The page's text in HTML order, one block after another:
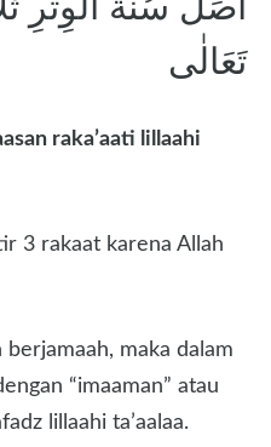
تَعَالٰى
raka’aati lillaahi
3 rakaat karena Allah
maka dalam
“imaaman” atau
lillaahi ta’aalaa.